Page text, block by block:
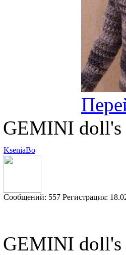
GEMINI doll's
KseniaBo
Cообщений: 557 Регистрация:
GEMINI doll's